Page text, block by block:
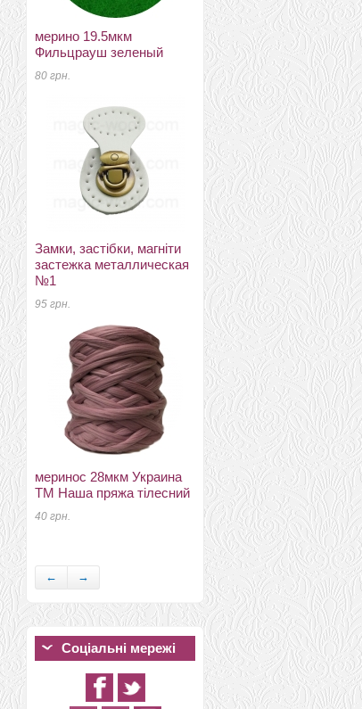
мерино 19.5мкм
Фильцрауш зеленый
80 грн.
Замки, застібки, магніти
застежка металлическая
№1
95 грн.
меринос 28мкм Украина
ТМ Наша пряжа тілесний
40 грн.
муліне для вишивання
№25 бововна
8 грн.
Рамочные замки, цепочки
для сумок рамочный
замок 20,5*10см с 2-мя
ручками черный никель
302 грн.
шарфи шифонові
кольорові 110см*175см
шелковый шарф 0027
350 грн.
← →
Соціальні мережі